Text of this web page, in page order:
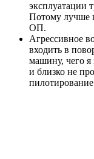
эксплуатации
Потому лучше
ОП.
Агрессивное
входить в
машину, чего я
и близко не
пилотирование